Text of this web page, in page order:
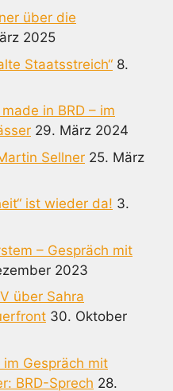
über die
2025
Staatsstreich“ 8.
in BRD – im
29. März 2024
Sellner 25. März
ist wieder da! 3.
– Gespräch mit
2023
über Sahra
30. Oktober
Gespräch mit
BRD-Sprech 28.